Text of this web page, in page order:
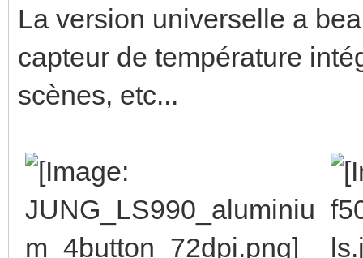
La version universelle a
capteur de température
scènes, etc...